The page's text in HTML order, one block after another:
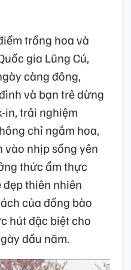
trồng hoa và
gia Lũng Cú,
càng đông,
và bạn trẻ dừng
in, trải nghiệm
chỉ ngắm hoa,
vào nhịp sống yên
thức ẩm thực
thiên nhiên
của đồng bào
hút đặc biệt cho
đầu năm.